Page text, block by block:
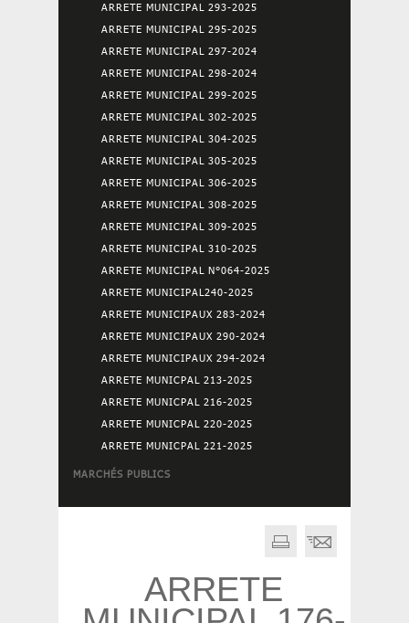
ARRETE MUNICIPAL 293-2025
ARRETE MUNICIPAL 295-2025
ARRETE MUNICIPAL 297-2024
ARRETE MUNICIPAL 298-2024
ARRETE MUNICIPAL 299-2025
ARRETE MUNICIPAL 302-2025
ARRETE MUNICIPAL 304-2025
ARRETE MUNICIPAL 305-2025
ARRETE MUNICIPAL 306-2025
ARRETE MUNICIPAL 308-2025
ARRETE MUNICIPAL 309-2025
ARRETE MUNICIPAL 310-2025
ARRETE MUNICIPAL N°064-2025
ARRETE MUNICIPAL240-2025
ARRETE MUNICIPAUX 283-2024
ARRETE MUNICIPAUX 290-2024
ARRETE MUNICIPAUX 294-2024
ARRETE MUNICPAL 213-2025
ARRETE MUNICPAL 216-2025
ARRETE MUNICPAL 220-2025
ARRETE MUNICPAL 221-2025
MARCHÉS PUBLICS
ARRETE